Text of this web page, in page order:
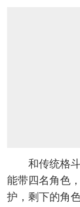
和传统格斗
能带四名角色
护，剩下的角